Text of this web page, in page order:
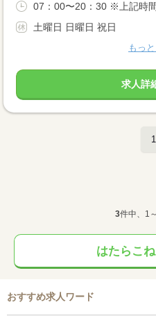
07：00〜20：30 ※上記時
土曜日 日曜日 祝日
もっ
求人詳
1
3件中、1
はたらこ
おすすめ求人ワード